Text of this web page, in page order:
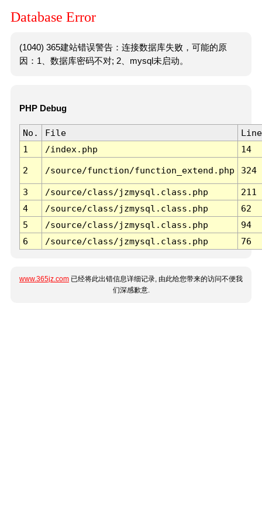
Database Error
(1040) 365建站错误警告：连接数据库失败，可能的原
因：1、数据库密码不对; 2、mysql未启动。
PHP Debug
No. File
Line
1
/index.php 14
2 /source/function/function_extend.php 324
3 /source/class/jzmysql.class.php
211
4
/source/class/jzmysql.class.php
62
5
/source/class/jzmysql.class.php
94
6
/source/class/jzmysql.class.php 76
www.365jz.com 已经将此出错信息详细记录, 由此给您带来的访问不便我
们深感歉意.